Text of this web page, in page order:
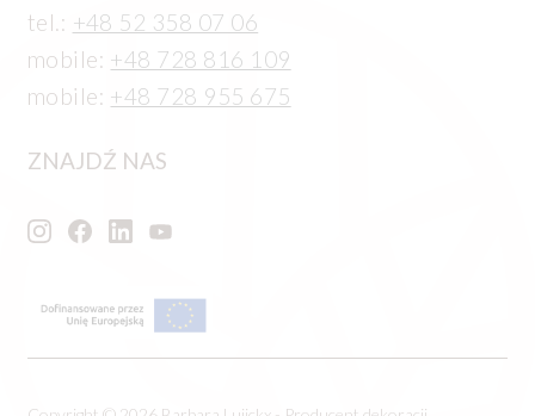
tel.: +48 52 358 07 06
mobile: +48 728 816 109
mobile: +48 728 955 675
ZNAJDŹ NAS